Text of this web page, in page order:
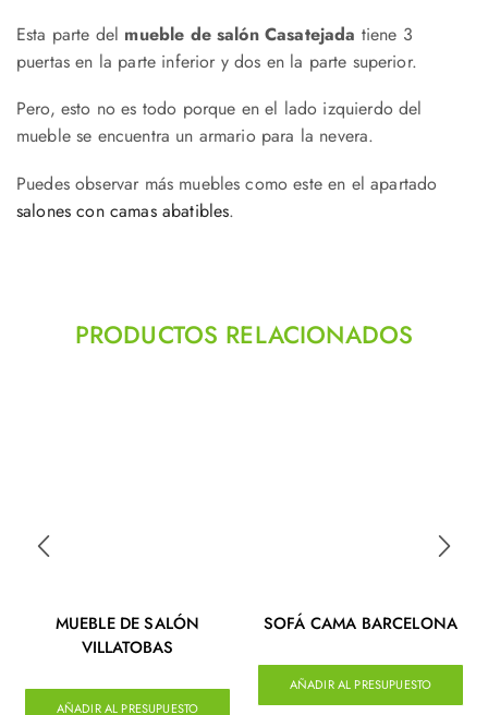
Esta parte del mueble de salón Casatejada tiene 3
puertas en la parte inferior y dos en la parte superior.
Pero, esto no es todo porque en el lado izquierdo del
mueble se encuentra un armario para la nevera.
Puedes observar más muebles como este en el apartado
salones con camas abatibles.
PRODUCTOS RELACIONADOS
MUEBLE DE SALÓN
VILLATOBAS
AÑADIR AL PRESUPUESTO
SOFÁ CAMA BARCELONA
AÑADIR AL PRESUPUESTO